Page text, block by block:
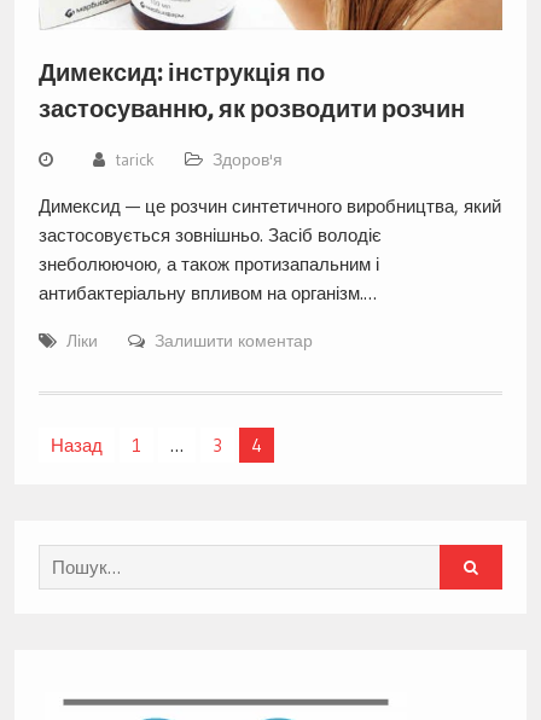
Димексид: інструкція по
застосуванню, як розводити розчин
tarick Здоров'я
Димексид — це розчин синтетичного виробництва, який
застосовується зовнішньо. Засіб володіє
знеболюючою, а також протизапальним і
антибактеріальну впливом на організм.…
Ліки Залишити коментар
Навігація
Назад 1 … 3 4
Search
for: